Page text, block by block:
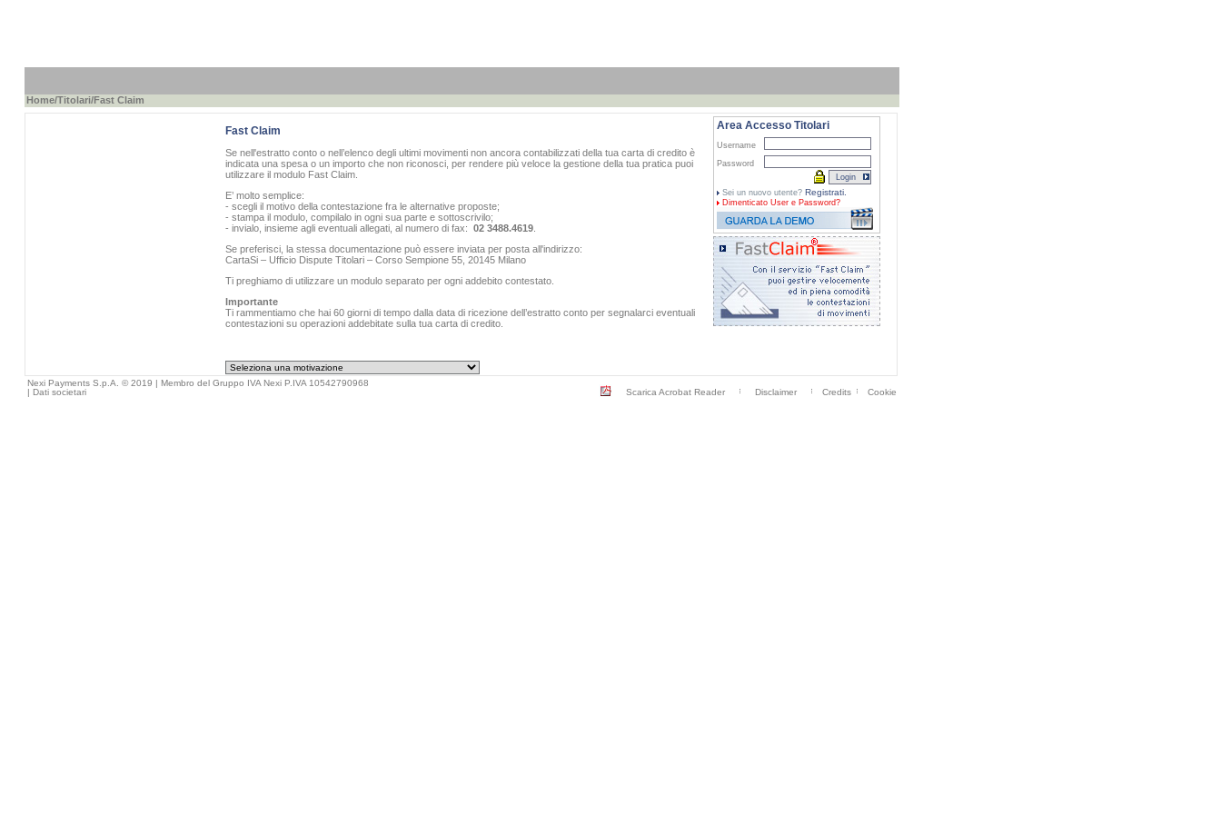
Home/Titolari/Fast Claim
Fast Claim
Se nell'estratto conto o nell’elenco degli ultimi movimenti non ancora contabilizzati della tua carta di credito è
indicata una spesa o un importo che non riconosci, per rendere più veloce la gestione della tua pratica puoi
utilizzare il modulo Fast Claim.
E’ molto semplice:
- scegli il motivo della contestazione fra le alternative proposte;
- stampa il modulo, compilalo in ogni sua parte e sottoscrivilo;
- invialo, insieme agli eventuali allegati, al numero di fax: 02 3488.4619.
Se preferisci, la stessa documentazione può essere inviata per posta all'indirizzo:
CartaSi – Ufficio Dispute Titolari – Corso Sempione 55, 20145 Milano
Ti preghiamo di utilizzare un modulo separato per ogni addebito contestato.
Importante
Ti rammentiamo che hai 60 giorni di tempo dalla data di ricezione dell’estratto conto per segnalarci eventuali
contestazioni su operazioni addebitate sulla tua carta di credito.
Area Accesso Titolari
Username
Password
Sei un nuovo utente? Registrati.
Dimenticato User e Password?
Nexi Payments S.p.A. © 2019 | Membro del Gruppo IVA Nexi P.IVA 10542790968
| Dati societari Scarica Acrobat Reader Disclaimer Credits Cookie